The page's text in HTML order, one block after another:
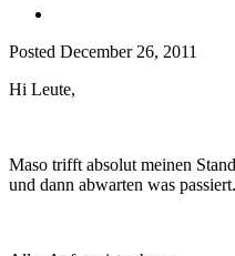
Posted December 26, 2011
Hi Leute,
Maso trifft absolut meinen
und dann abwarten was